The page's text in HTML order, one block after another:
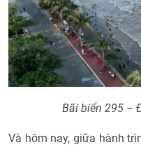
Bãi biển 295 –
Và hôm nay, giữa hành